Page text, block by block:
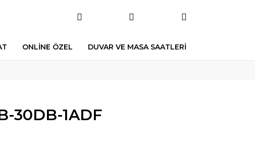
ONLİNE ÖZEL DUVAR VE MASA SAATLERİ
30DB-1ADF